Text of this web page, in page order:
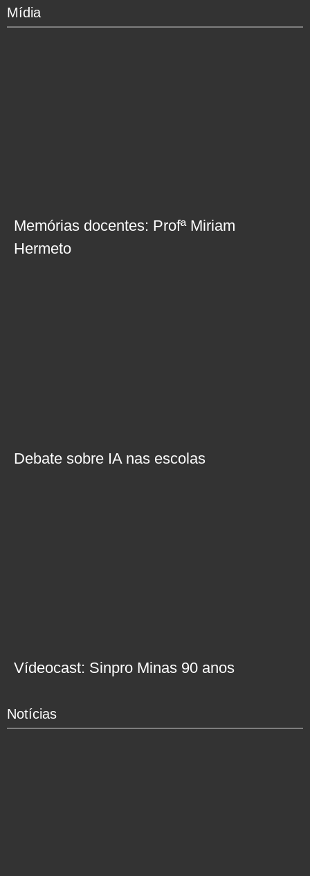
Mídia
Memórias docentes: Profª Miriam
Hermeto
Debate sobre IA nas escolas
Vídeocast: Sinpro Minas 90 anos
Notícias